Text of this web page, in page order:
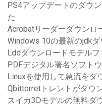
PS4アップデートのダウ
た
Acrobatリーダーダウンロ
Windows 10の最新のjdkダ
Lddダウンロードモデル
PDFデジタル署名ソフト
Linuxを使用して急流をダ
Qbittorretトレントがダウ
スイカ3Dモデルの無料ダ